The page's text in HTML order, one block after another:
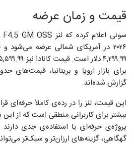
قیمت و زمان عرضه
۲۰۲۶ در آمریکای شمالی عرضه می‌شود
گزارش شده‌اند.
این قیمت، لنز را در رده‌ی کاملاً حرفه‌ای
بیشتر برای کاربرانی منطقی است که از این
پروژه‌ی حرفه‌ای یا استفاده‌ی جدی
گهگاهی، گزینه‌های ارزان‌تر و سبک‌تر